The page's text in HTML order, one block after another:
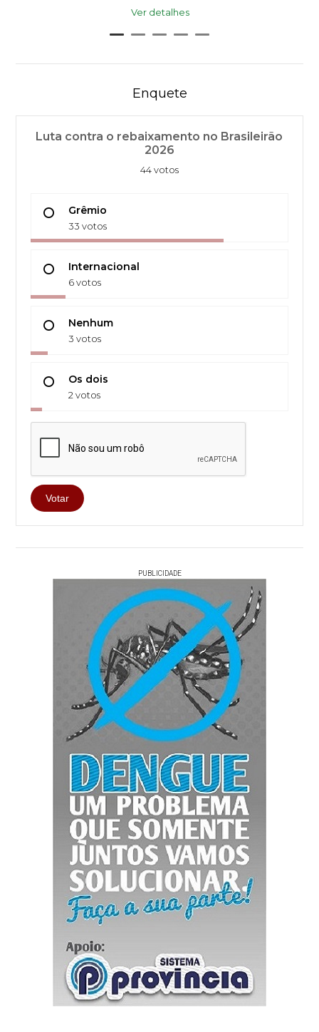
Ver detalhes
Enquete
Luta contra o rebaixamento no Brasileirão
2026
44 votos
Grêmio
33 votos
Internacional
6 votos
Nenhum
3 votos
Os dois
2 votos
Votar
PUBLICIDADE